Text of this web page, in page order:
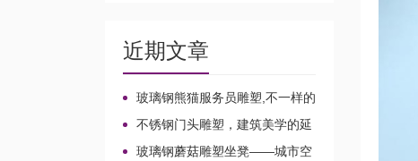
近期文章
玻璃钢熊猫服务员雕塑,不一样的
店小二!
不锈钢门头雕塑，建筑美学的延
伸!
玻璃钢蘑菇雕塑坐凳——城市空